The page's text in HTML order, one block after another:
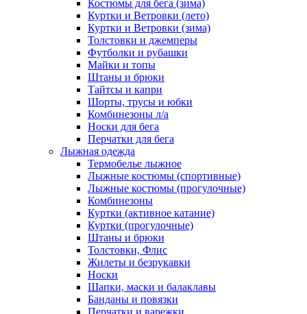
Костюмы для бега (зима)
Куртки и Ветровки (лето)
Куртки и Ветровки (зима)
Толстовки и джемперы
Футболки и рубашки
Майки и топы
Штаны и брюки
Тайтсы и капри
Шорты, трусы и юбки
Комбинезоны л/а
Носки для бега
Перчатки для бега
Лыжная одежда
Термобелье лыжное
Лыжные костюмы (спортивные)
Лыжные костюмы (прогулочные)
Комбинезоны
Куртки (активное катание)
Куртки (прогулочные)
Штаны и брюки
Толстовки, Флис
Жилеты и безрукавки
Носки
Шапки, маски и балаклавы
Банданы и повязки
Перчатки и варежки